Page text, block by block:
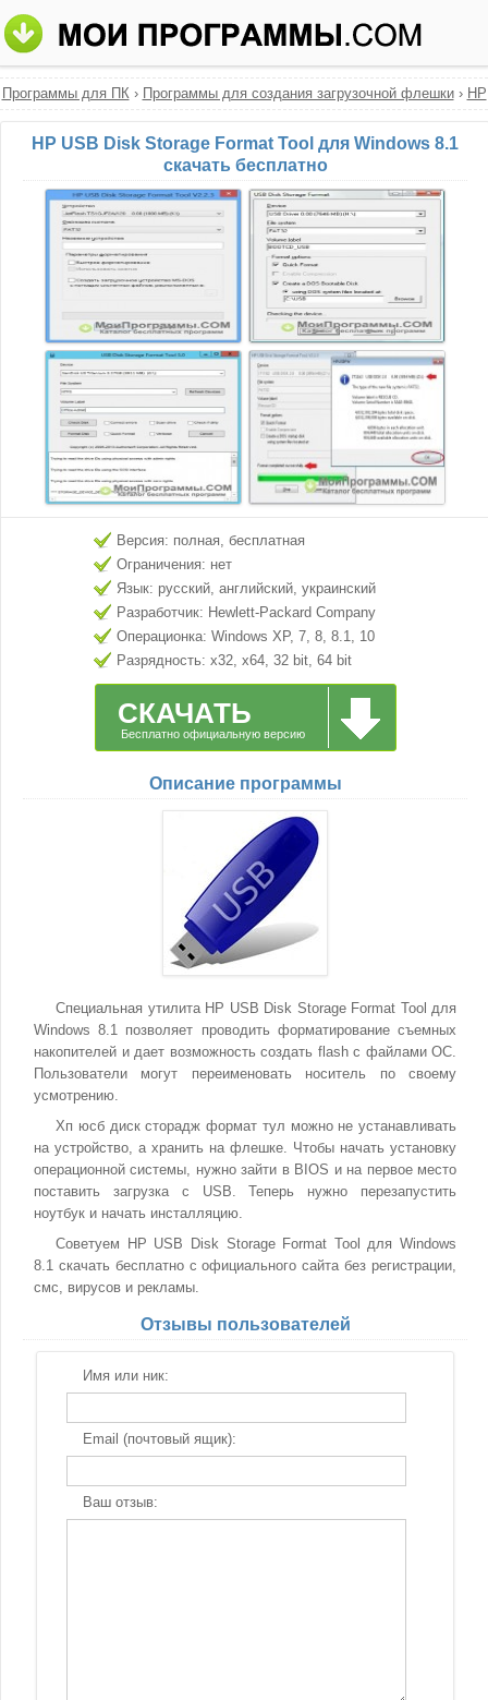
Программы для ПК› Программы для создания загрузочной флешки› HP
HP USB Disk Storage Format Tool для Windows 8.1
скачать бесплатно
Версия: полная, бесплатная
Ограничения: нет
Язык: русский, английский, украинский
Разработчик: Hewlett-Packard Company
Операционка: Windows XP, 7, 8, 8.1, 10
Разрядность: x32, x64, 32 bit, 64 bit
СКАЧАТЬ
Бесплатно официальную версию
Описание программы
Специальная утилита HP USB Disk Storage Format Tool для
Windows 8.1 позволяет проводить форматирование съемных
накопителей и дает возможность создать flash с файлами OC.
Пользователи могут переименовать носитель по своему
усмотрению.
Хп юсб диск сторадж формат тул можно не устанавливать
на устройство, а хранить на флешке. Чтобы начать установку
операционной системы, нужно зайти в BIOS и на первое место
поставить загрузка с USB. Теперь нужно перезапустить
ноутбук и начать инсталляцию.
Советуем HP USB Disk Storage Format Tool для Windows
8.1 скачать бесплатно с официального сайта без регистрации,
смс, вирусов и рекламы.
Отзывы пользователей
Имя или ник:
Email (почтовый ящик):
Ваш отзыв: